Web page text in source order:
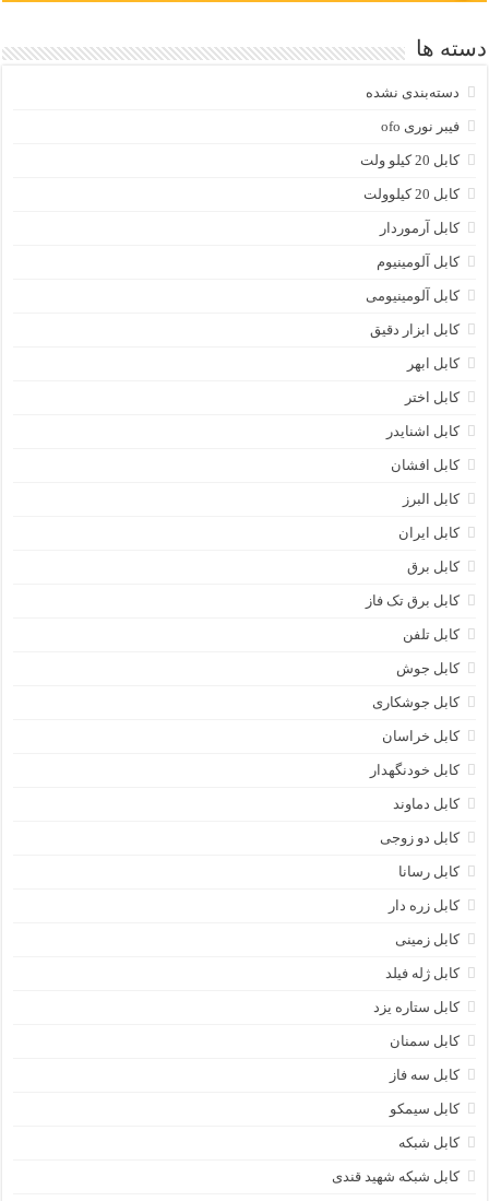
دسته ها
دسته‌بندی نشده
فیبر نوری ofo
کابل 20 کیلو ولت
کابل 20 کیلوولت
کابل آرموردار
کابل آلومینیوم
کابل آلومینیومی
کابل ابزار دقیق
کابل ابهر
کابل اختر
کابل اشنایدر
کابل افشان
کابل البرز
کابل ایران
کابل برق
کابل برق تک فاز
کابل تلفن
کابل جوش
کابل جوشکاری
کابل خراسان
کابل خودنگهدار
کابل دماوند
کابل دو زوجی
کابل رسانا
کابل زره دار
کابل زمینی
کابل ژله فیلد
کابل ستاره یزد
کابل سمنان
کابل سه فاز
کابل سیمکو
کابل شبکه
کابل شبکه شهید قندی